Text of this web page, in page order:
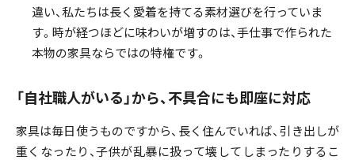
違い、私たちは長く愛着を持てる素材選びを行っていま
す。時が経つほどに味わいが増すのは、手仕事で作られた
本物の家具ならではの特権です。
「自社職人がいる」から、不具合にも即座に対応
家具は毎日使うものですから、長く住んでいれば、引き出しが
重くなったり、子供が乱暴に扱って壊してしまったりするこ